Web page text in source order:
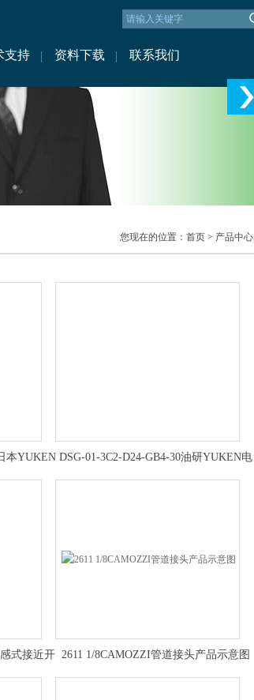
支持 资料下载 联系我们
您现在的位置： 首页 > 产品中心
本YUKEN DSG-01-3C2-D24-GB4-30油研YUKEN电
式接近开 2611 1/8CAMOZZI管道接头产品示意图